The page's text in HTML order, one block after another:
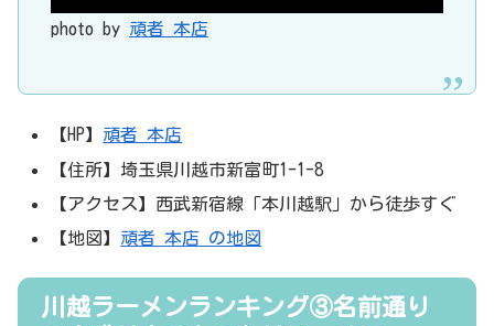
photo by 頑者 本店
【HP】 頑者 本店
【住所】埼玉県川越市新富町1-1-8
【アクセス】西武新宿線「本川越駅」から徒歩すぐ
【地図】 頑者 本店 の地図
川越ラーメンランキング③名前通り